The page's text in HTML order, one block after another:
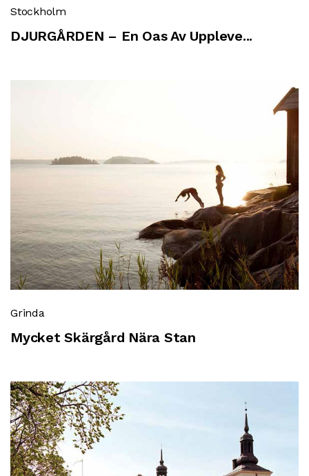
Stockholm
DJURGÅRDEN – En Oas Av Uppleve...
Grinda
Mycket Skärgård Nära Stan